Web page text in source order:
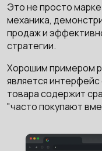
Это не просто
механика,
продаж и
стратегии.
Хорошим примером
является
товара содержит
"часто покупают